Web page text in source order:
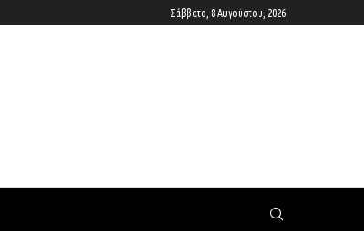
Σάββατο, 8 Αυγούστου, 2026